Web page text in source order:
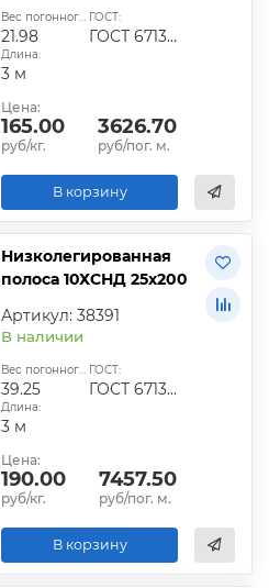
Вес погонного метра, кг:
21.98
ГОСТ:
ГОСТ 6713-91
Длина:
3 м
Цена:
165.00
руб/кг.
3626.70
руб/пог. м.
В корзину
Низколегированная
полоса 10ХСНД 25х200
Артикул: 38391
В наличии
Вес погонного метра, кг:
39.25
ГОСТ:
ГОСТ 6713-91
Длина:
3 м
Цена:
190.00
руб/кг.
7457.50
руб/пог. м.
В корзину